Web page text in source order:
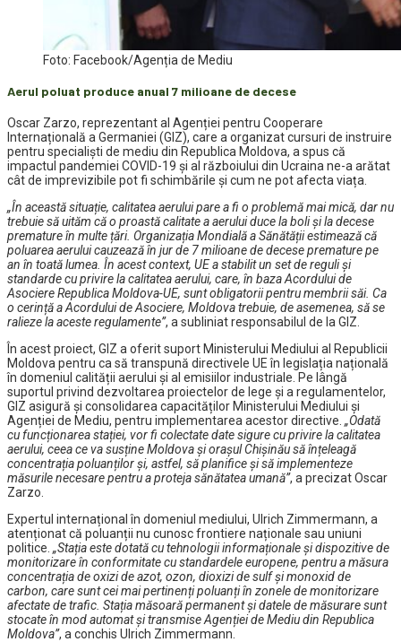
Foto: Facebook/Agenția de Mediu
Aerul poluat produce anual 7 milioane de decese
Oscar Zarzo, reprezentant al Agenției pentru Cooperare
Internațională a Germaniei (GIZ), care a organizat cursuri de instruire
pentru specialiști de mediu din Republica Moldova, a spus că
impactul pandemiei COVID-19 și al războiului din Ucraina ne-a arătat
cât de imprevizibile pot fi schimbările și cum ne pot afecta viața.
„În această situație, calitatea aerului pare a fi o problemă mai mică, dar nu
trebuie să uităm că o proastă calitate a aerului duce la boli și la decese
premature în multe țări. Organizația Mondială a Sănătății estimează că
poluarea aerului cauzează în jur de 7 milioane de decese premature pe
an în toată lumea. În acest context, UE a stabilit un set de reguli și
standarde cu privire la calitatea aerului, care, în baza Acordului de
Asociere Republica Moldova-UE, sunt obligatorii pentru membrii săi. Ca
o cerință a Acordului de Asociere, Moldova trebuie, de asemenea, să se
ralieze la aceste regulamente”, a subliniat responsabilul de la GIZ.
În acest proiect, GIZ a oferit suport Ministerului Mediului al Republicii
Moldova pentru ca să transpună directivele UE în legislația națională
în domeniul calității aerului și al emisiilor industriale. Pe lângă
suportul privind dezvoltarea proiectelor de lege și a regulamentelor,
GIZ asigură și consolidarea capacităților Ministerului Mediului și
Agenției de Mediu, pentru implementarea acestor directive. „Odată
cu funcționarea stației, vor fi colectate date sigure cu privire la calitatea
aerului, ceea ce va susține Moldova și orașul Chișinău să înțeleagă
concentrația poluanților și, astfel, să planifice și să implementeze
măsurile necesare pentru a proteja sănătatea umană”, a precizat Oscar
Zarzo.
Expertul internațional în domeniul mediului, Ulrich Zimmermann, a
atenționat că poluanții nu cunosc frontiere naționale sau uniuni
politice. „Stația este dotată cu tehnologii informaționale și dispozitive de
monitorizare în conformitate cu standardele europene, pentru a măsura
concentrația de oxizi de azot, ozon, dioxizi de sulf și monoxid de
carbon, care sunt cei mai pertinenți poluanți în zonele de monitorizare
afectate de trafic. Stația măsoară permanent și datele de măsurare sunt
stocate în mod automat și transmise Agenției de Mediu din Republica
Moldova”, a conchis Ulrich Zimmermann.